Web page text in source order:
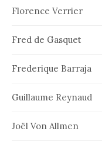
Florence Verrier
Fred de Gasquet
Frederique Barraja
Guillaume Reynaud
Joël Von Allmen